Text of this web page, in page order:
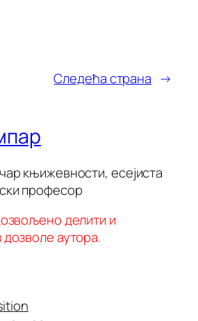
Следећа страна →
књижевности, есејиста
професор
делити и
аутора.